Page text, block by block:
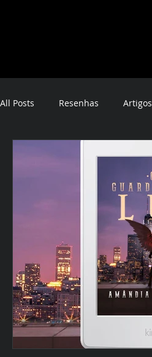
All Posts Resenhas Artigos